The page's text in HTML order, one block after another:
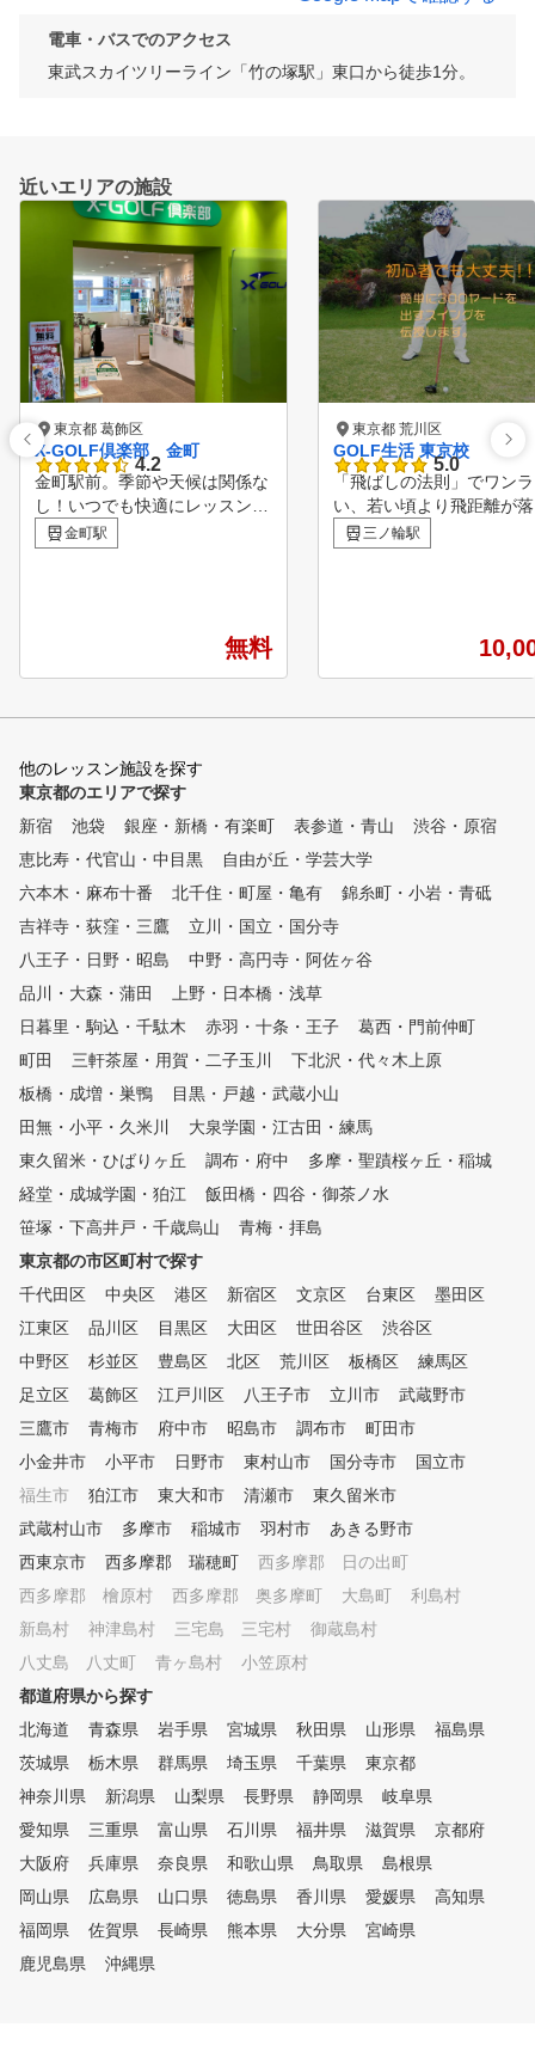
電車・バスでのアクセス
東武スカイツリーライン「竹の塚駅」東口から徒歩1分。
近いエリアの施設
東京都 葛飾区
X-GOLF倶楽部 金町
4.2
金町駅前。季節や天候は関係な
し！いつでも快適にレッスンに
集中できます！ プロによるレ
ベルに合ったレッスンと正確な
ラムを是非ご体験ください！
金町駅
無料
東京都 荒川区
GOLF生活 東京校
5.0
「飛ばしの法則」でワン
い、若い頃より飛距離が
距離を出すスイングがで
では、経験や年齢に関係
lytics/tab-overview/
三ノ輪駅
他のレッスン施設を探す
東京都のエリアで探す
新宿
池袋 銀座・新橋・有楽町 表参道・青山
渋谷・原宿
恵比寿・代官山・中目黒
自由が丘・学芸大学
六本木・麻布十番
北千住・町屋・亀有
錦糸町・小岩・青砥
吉祥寺・荻窪・三鷹
立川・国立・国分寺
八王子・日野・昭島
中野・高円寺・阿佐ヶ谷
品川・大森・蒲田
上野・日本橋・浅草
日暮里・駒込・千駄木
赤羽・十条・王子
葛西・門前仲町
町田
三軒茶屋・用賀・二子玉川
下北沢・代々木上原
板橋・成増・巣鴨
目黒・戸越・武蔵小山
田無・小平・久米川
大泉学園・江古田・練馬
東久留米・ひばりヶ丘
調布・府中
多摩・聖蹟桜ヶ丘・稲城
経堂・成城学園・狛江
飯田橋・四谷・御茶ノ水
笹塚・下高井戸・千歳烏山
青梅・拝島
東京都の市区町村で探す
千代田区
中央区 港区 新宿区 文京区 台東区
墨田区
江東区
品川区 目黒区 大田区 世田谷区
渋谷区
中野区
杉並区 豊島区 北区 荒川区 板橋区
練馬区
足立区
葛飾区 江戸川区 八王子市 立川市
武蔵野市
三鷹市
青梅市 府中市 昭島市 調布市
町田市
小金井市
小平市 日野市 東村山市 国分寺市
国立市
福生市
狛江市 東大和市 清瀬市
東久留米市
武蔵村山市
多摩市 稲城市 羽村市
あきる野市
西東京市
西多摩郡 瑞穂町
西多摩郡 日の出町
西多摩郡 檜原村
西多摩郡 奥多摩町 大島町
利島村
新島村
神津島村 三宅島 三宅村
御蔵島村
八丈島 八丈町
青ヶ島村
小笠原村
都道府県から探す
北海道
青森県 岩手県 宮城県 秋田県 山形県
福島県
茨城県
栃木県 群馬県 埼玉県 千葉県
東京都
神奈川県
新潟県 山梨県 長野県 静岡県
岐阜県
愛知県
三重県 富山県 石川県 福井県 滋賀県
京都府
大阪府
兵庫県 奈良県 和歌山県 鳥取県
島根県
岡山県
広島県 山口県 徳島県 香川県 愛媛県
高知県
福岡県
佐賀県 長崎県 熊本県 大分県
宮崎県
鹿児島県
沖縄県